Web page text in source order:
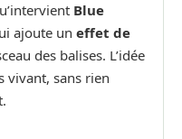
Blue
ajoute un effet de
des balises. L’idée
vivant, sans rien